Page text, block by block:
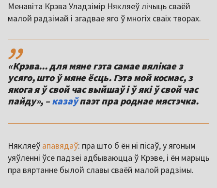
Менавіта Крэва Уладзімір Някляеў лічыць сваёй
малой радзімай і згадвае яго ў многіх сваіх творах.
,,
«Крэва... для мяне гэта самае вялікае з
усяго, што ў мяне ёсць. Гэта мой космас, з
якога я ў свой час выйшаў і ў які ў свой час
пайду», – казаўпаэт пра роднае мястэчка.
Някляеў апавядаў: пра што б ён ні пісаў, у ягоным
уяўленні ўсе падзеі адбываюцца ў Крэве, і ён марыць
пра вяртанне былой славы сваёй малой радзімы.